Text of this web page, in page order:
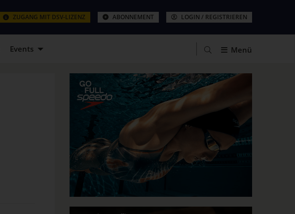
ZUGANG MIT DSV-LIZENZ ABONNEMENT LOGIN / REGISTRIEREN
Events Menü